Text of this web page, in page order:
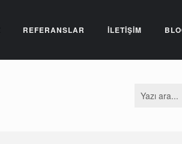
REFERANSLAR İLETİŞİM